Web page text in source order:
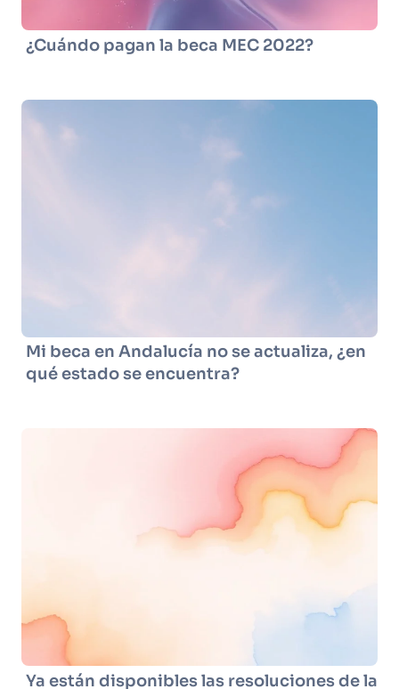
¿Cuándo pagan la beca MEC 2022?
Mi beca en Andalucía no se actualiza, ¿en
qué estado se encuentra?
Ya están disponibles las resoluciones de la